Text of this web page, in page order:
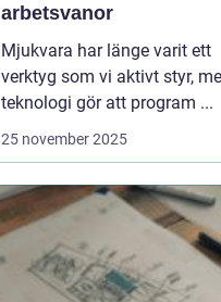
arbetsvanor
Mjukvara har länge varit ett
verktyg som vi aktivt styr,
teknologi gör att program ...
25 november 2025